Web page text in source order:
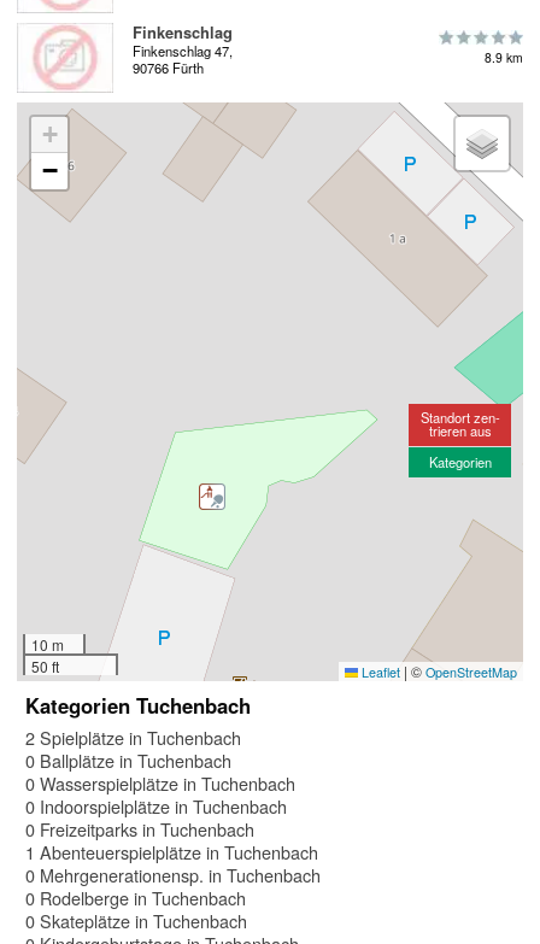
Finkenschlag
Finkenschlag 47,
90766 Fürth
8.9 km
+
−
10 m
50 ft
Leaflet | © OpenStreetMap
Standort zen-
trieren aus
Kategorien
Kategorien Tuchenbach
2 Spielplätze in Tuchenbach
0 Ballplätze in Tuchenbach
0 Wasserspielplätze in Tuchenbach
0 Indoorspielplätze in Tuchenbach
0 Freizeitparks in Tuchenbach
1 Abenteuerspielplätze in Tuchenbach
0 Mehrgenerationensp. in Tuchenbach
0 Rodelberge in Tuchenbach
0 Skateplätze in Tuchenbach